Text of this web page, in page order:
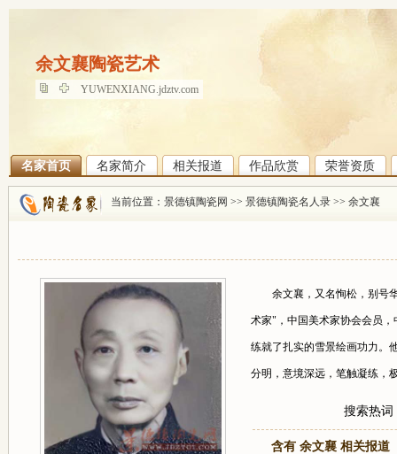
余文襄陶瓷艺术
余文襄陶瓷艺术
YUWENXIANG.jdztv.com
名家首页 名家简介 相关报道 作品欣赏 荣誉资质
当前位置： 景德镇陶瓷网 >> 景德镇陶瓷名人录 >> 余文襄
余文襄，又名恂松，别号华
术家"，中国美术家协会会员，
练就了扎实的雪景绘画功力。
分明，意境深远，笔触凝练
搜索热词
含有 余文襄 相关报道